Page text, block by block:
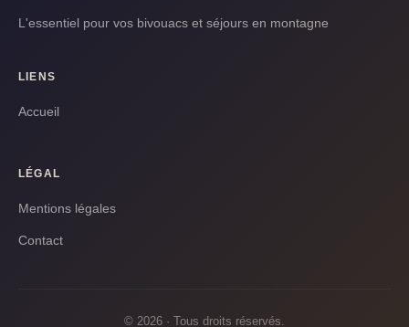
L'essentiel pour vos bivouacs et séjours en montagne
LIENS
Accueil
LÉGAL
Mentions légales
Contact
© 2026 · Tous droits réservés.